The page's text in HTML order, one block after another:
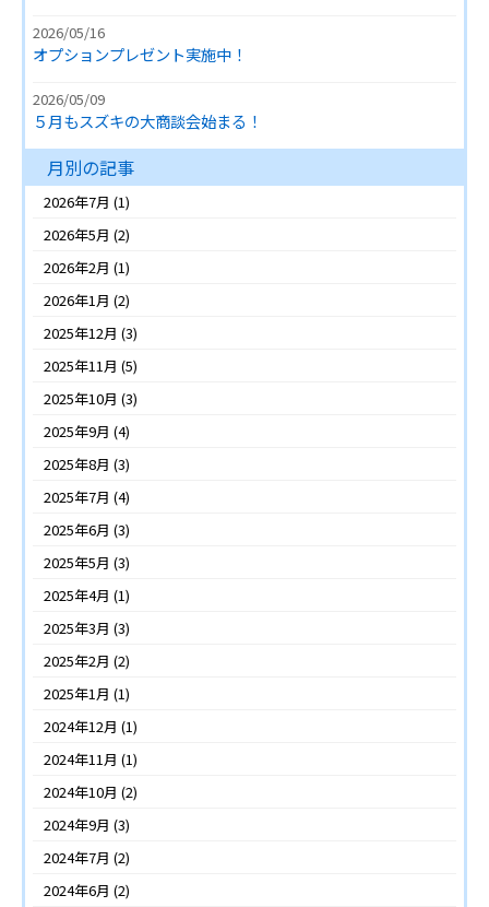
2026/05/16
オプションプレゼント実施中！
2026/05/09
５月もスズキの大商談会始まる！
月別の記事
2026年7月 (1)
2026年5月 (2)
2026年2月 (1)
2026年1月 (2)
2025年12月 (3)
2025年11月 (5)
2025年10月 (3)
2025年9月 (4)
2025年8月 (3)
2025年7月 (4)
2025年6月 (3)
2025年5月 (3)
2025年4月 (1)
2025年3月 (3)
2025年2月 (2)
2025年1月 (1)
2024年12月 (1)
2024年11月 (1)
2024年10月 (2)
2024年9月 (3)
2024年7月 (2)
2024年6月 (2)